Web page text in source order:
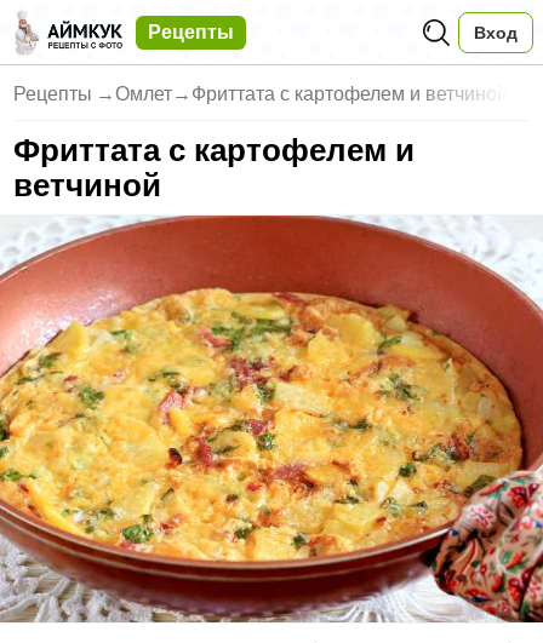
Рецепты Вход
Рецепты →Омлет→ Фриттата с картофелем и ветчиной
Фриттата с картофелем и
ветчиной